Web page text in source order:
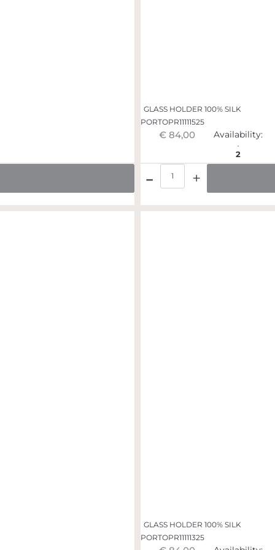
GLASS HOLDER 100% SILK
PORTOPR11111525
€ 84,00 Availability:
2
GLASS HOLDER 100% SILK
PORTOPR11111325